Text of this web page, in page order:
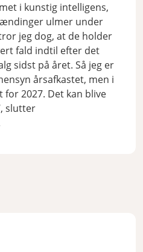
i kunstig intelligens,
ulmer under
jeg dog, at de holder
fald indtil efter det
sidst på året. Så jeg er
årsafkastet, men i
2027. Det kan blive
slutter